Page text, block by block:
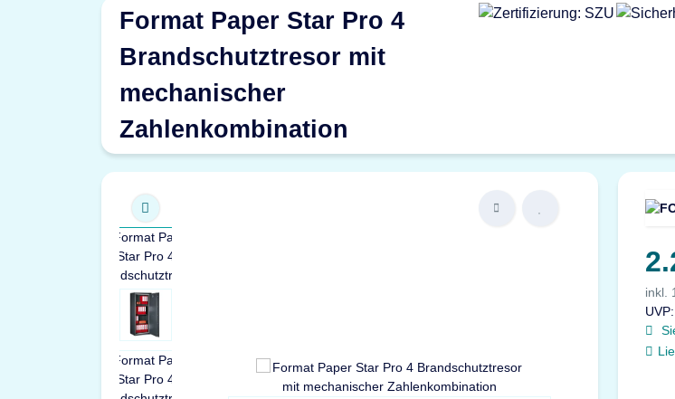
Format Paper Star Pro 4
Brandschutztresor mit
mechanischer
Zahlenkombination
inkl.
UVP: